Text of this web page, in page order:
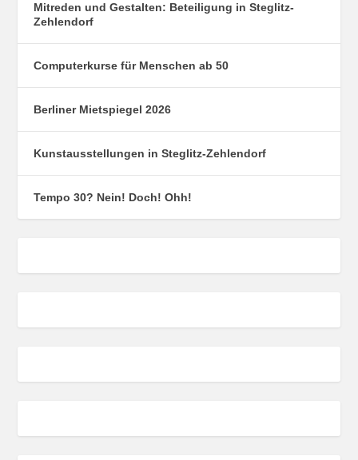
Mitreden und Gestalten: Beteiligung in Steglitz-
Zehlendorf
Computerkurse für Menschen ab 50
Berliner Mietspiegel 2026
Kunstausstellungen in Steglitz-Zehlendorf
Tempo 30? Nein! Doch! Ohh!